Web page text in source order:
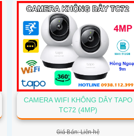
CAMERA WIFI KHÔNG DÂY TAPO
TC72 (4MP)
Giá Bán: Liên hệ